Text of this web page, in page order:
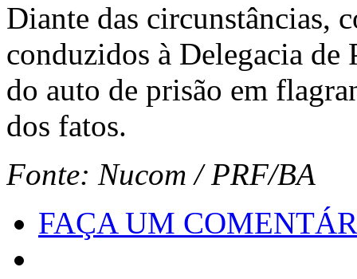
Diante das circunstâncias,
conduzidos à Delegacia
do auto de prisão em
dos fatos.
Fonte: Nucom / PRF/BA
FAÇA UM